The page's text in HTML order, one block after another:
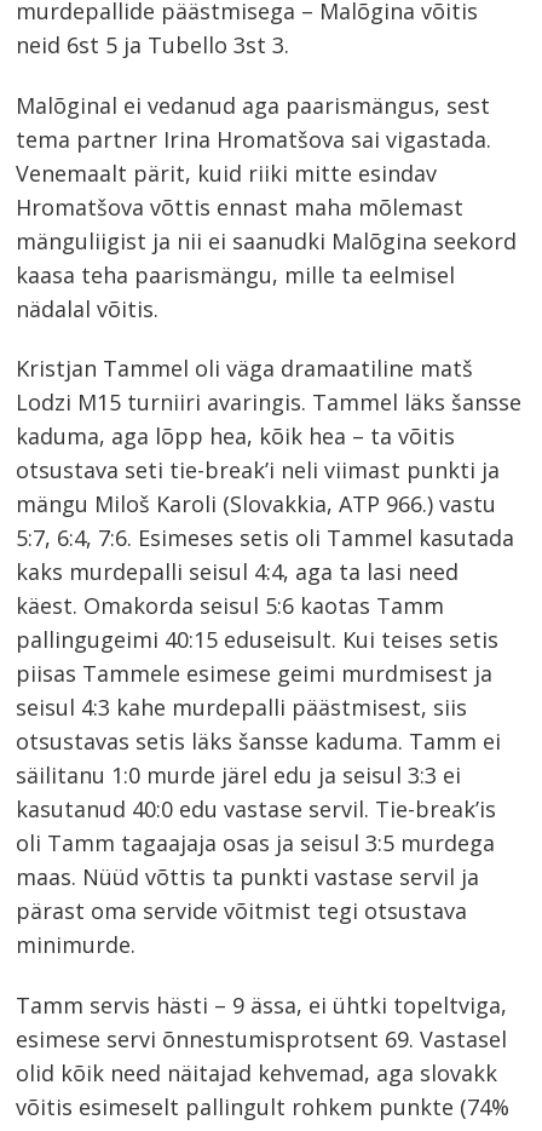
murdepallide päästmisega – Malõgina võitis
neid 6st 5 ja Tubello 3st 3.
Malõginal ei vedanud aga paarismängus, sest
tema partner Irina Hromatšova sai vigastada.
Venemaalt pärit, kuid riiki mitte esindav
Hromatšova võttis ennast maha mõlemast
mänguliigist ja nii ei saanudki Malõgina seekord
kaasa teha paarismängu, mille ta eelmisel
nädalal võitis.
Kristjan Tammel oli väga dramaatiline matš
Lodzi M15 turniiri avaringis. Tammel läks šansse
kaduma, aga lõpp hea, kõik hea – ta võitis
otsustava seti tie-break’i neli viimast punkti ja
mängu Miloš Karoli (Slovakkia, ATP 966.) vastu
5:7, 6:4, 7:6. Esimeses setis oli Tammel kasutada
kaks murdepalli seisul 4:4, aga ta lasi need
käest. Omakorda seisul 5:6 kaotas Tamm
pallingugeimi 40:15 eduseisult. Kui teises setis
piisas Tammele esimese geimi murdmisest ja
seisul 4:3 kahe murdepalli päästmisest, siis
otsustavas setis läks šansse kaduma. Tamm ei
säilitanu 1:0 murde järel edu ja seisul 3:3 ei
kasutanud 40:0 edu vastase servil. Tie-break’is
oli Tamm tagaajaja osas ja seisul 3:5 murdega
maas. Nüüd võttis ta punkti vastase servil ja
pärast oma servide võitmist tegi otsustava
minimurde.
Tamm servis hästi – 9 ässa, ei ühtki topeltviga,
esimese servi õnnestumisprotsent 69. Vastasel
olid kõik need näitajad kehvemad, aga slovakk
võitis esimeselt pallingult rohkem punkte (74%